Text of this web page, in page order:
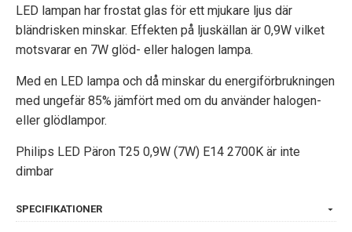
LED lampan har frostat glas för ett mjukare ljus där
bländrisken minskar. Effekten på ljuskällan är 0,9W vilket
motsvarar en 7W glöd- eller halogen lampa.
Med en LED lampa och då minskar du energiförbrukningen
med ungefär 85% jämfört med om du använder halogen-
eller glödlampor.
Philips LED Päron T25 0,9W (7W) E14 2700K är inte
dimbar
SPECIFIKATIONER